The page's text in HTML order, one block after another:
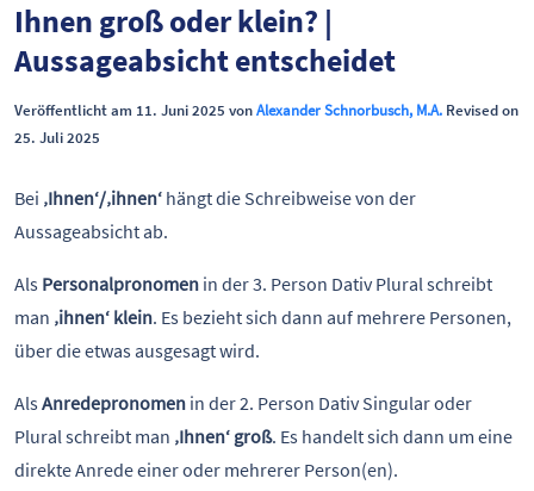
Ihnen groß oder klein? |
Aussageabsicht entscheidet
Veröffentlicht am 11. Juni 2025 vonAlexander Schnorbusch, M.A. Revised on
25. Juli 2025
Bei ‚Ihnen‘/‚ihnen‘ hängt die Schreibweise von der
Aussageabsicht ab.
Als Personalpronomen in der 3. Person Dativ Plural schreibt
man ‚ihnen‘ klein. Es bezieht sich dann auf mehrere Personen,
über die etwas ausgesagt wird.
AlsAnredepronomen in der 2. Person Dativ Singular oder
Plural schreibt man ‚Ihnen‘ groß. Es handelt sich dann um eine
direkte Anrede einer oder mehrerer Person(en).